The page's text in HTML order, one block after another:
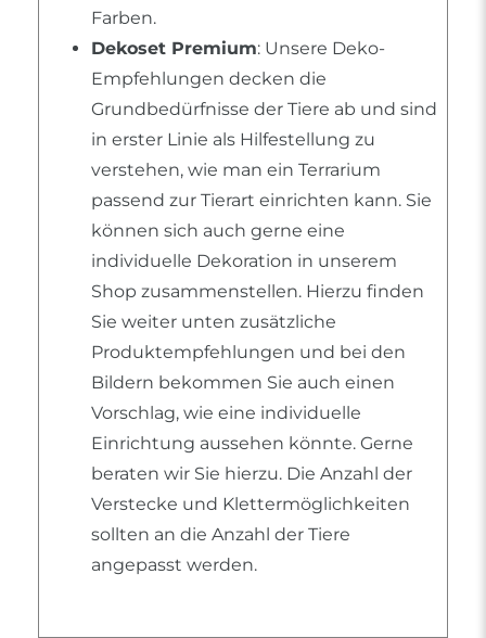
Farben.
Dekoset Premium: Unsere Deko-
Empfehlungen decken die
Grundbedürfnisse der Tiere ab und sind
in erster Linie als Hilfestellung zu
verstehen, wie man ein Terrarium
passend zur Tierart einrichten kann. Sie
können sich auch gerne eine
individuelle Dekoration in unserem
Shop zusammenstellen. Hierzu finden
Sie weiter unten zusätzliche
Produktempfehlungen und bei den
Bildern bekommen Sie auch einen
Vorschlag, wie eine individuelle
Einrichtung aussehen könnte. Gerne
beraten wir Sie hierzu. Die Anzahl der
Verstecke und Klettermöglichkeiten
sollten an die Anzahl der Tiere
angepasst werden.